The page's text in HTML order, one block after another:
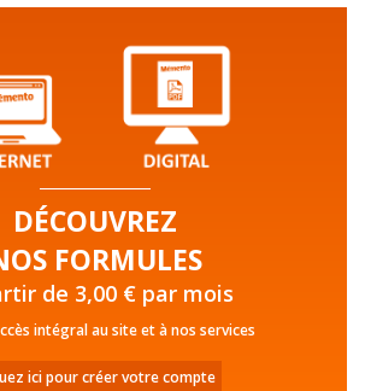
DÉCOUVREZ
FORMULES
de 3,00 € par mois
intégral au site et à nos services
ici pour créer votre compte